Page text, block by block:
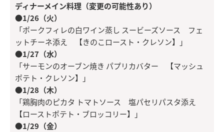
ディナーメイン料理（変更の可能性あり）
●1/26（火）
「ポークフィレの白ワイン蒸し スービーズソース フェ
ットチーネ添え 【きのこロースト・クレソン】」
●1/27（水）
「サーモンのオーブン焼き パプリカバター 【マッシュ
ポテト・クレソン】」
●1/28（木）
「鶏胸肉のピカタ トマトソース 塩パセリパスタ添え
【ローストポテト・ブロッコリー】」
●1/29（金）